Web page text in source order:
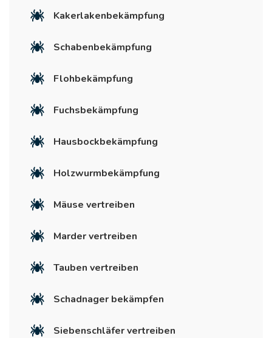
Kakerlakenbekämpfung
Schabenbekämpfung
Flohbekämpfung
Fuchsbekämpfung
Hausbockbekämpfung
Holzwurmbekämpfung
Mäuse vertreiben
Marder vertreiben
Tauben vertreiben
Schadnager bekämpfen
Siebenschläfer vertreiben